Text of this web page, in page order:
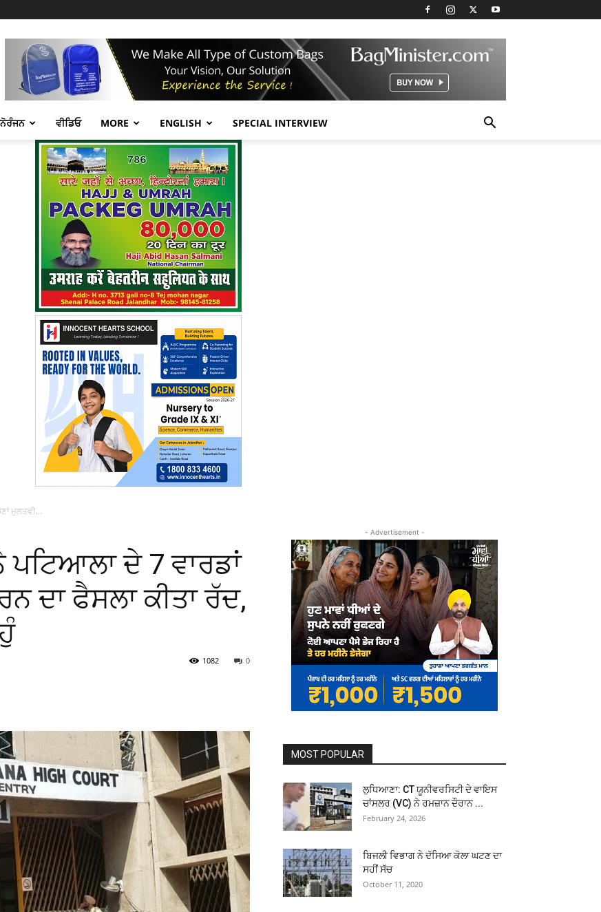
ਵੀਡਿਓ MORE ENGLISH SPECIAL INTERVIEW
ਮੁਲਤਵੀ...
ਦੇ 7 ਵਾਰਡਾਂ
ਦਾ ਫੈਸਲਾ ਕੀਤਾ ਰੱਦ,
0
1082
- Advertisement -
MOST POPULAR
ਲੁਧਿਆਣਾ: CT ਯੂਨੀਵਰਸਿਟੀ ਦੇ ਵਾਇਸ
ਚਾਂਸਲਰ (VC) ਨੇ ਰਮਜ਼ਾਨ ਦੌਰਾਨ ...
February 24, 2026
ਬਿਜਲੀ ਵਿਭਾਗ ਨੇ ਦੱਸਿਆ ਕੋਲਾ ਘਟਣ ਦਾ
ਸਹੀਂ ਸੱਚ
October 11, 2020